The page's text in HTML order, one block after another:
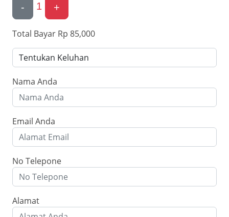
-
1 +
Total Bayar Rp 85,000
Nama Anda
Email Anda
No Telepone
Alamat